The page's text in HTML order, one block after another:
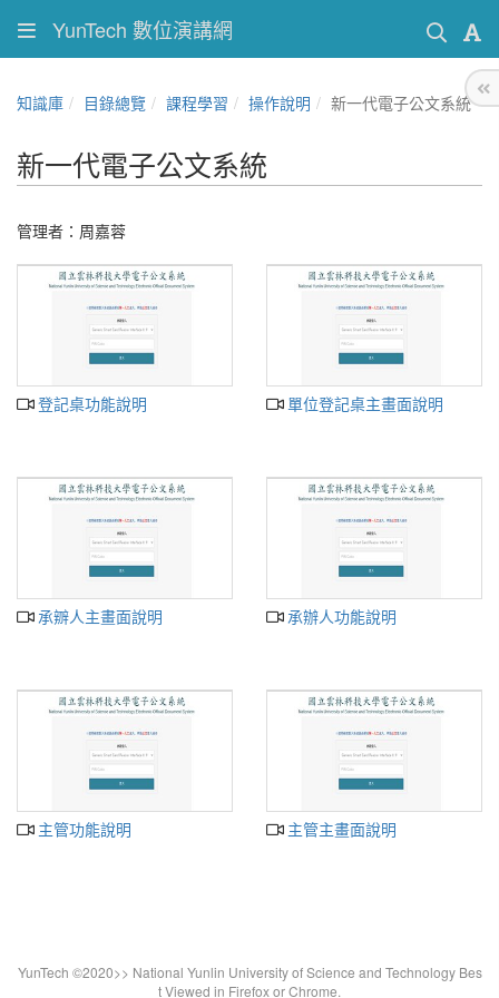
YunTech 數位演講網
知識庫 目錄總覽 課程學習 操作說明 新一代電子公文系統
新一代電子公文系統
管理者：周嘉蓉
登記桌功能說明 單位登記桌主畫面說明
承辧人主畫面說明 承辦人功能說明
主管功能說明 主管主畫面說明
YunTech ©2020>> National Yunlin University of Science and Technology Bes
t Viewed in Firefox or Chrome.